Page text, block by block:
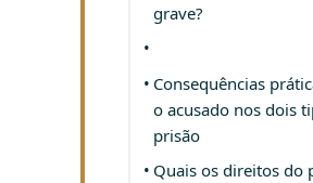
grave?
Consequências
o acusado nos dois
prisão
Quais os direitos do